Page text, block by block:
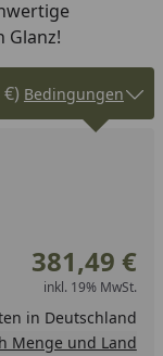
Glanz!
Bedingungen
eins erhöhen
381,49 €
inkl. 19% MwSt.
in Deutschland
Menge und Land